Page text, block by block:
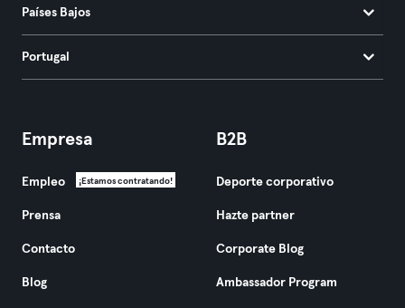
Países Bajos
Portugal
Empresa
Empleo ¡Estamos contratando!
Prensa
Contacto
Blog
B2B
Deporte corporativo
Hazte partner
Corporate Blog
Ambassador Program